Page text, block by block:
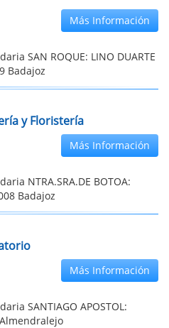
Más Información
SAN ROQUE: LINO DUARTE
Badajoz
y Floristería
Más Información
NTRA.SRA.DE BOTOA:
Badajoz
Más Información
SANTIAGO APOSTOL:
Almendralejo